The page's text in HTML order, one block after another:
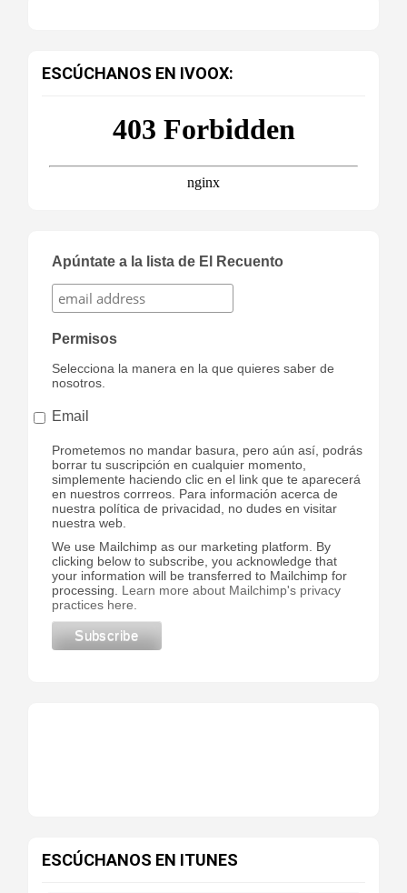
ESCÚCHANOS EN IVOOX:
Apúntate a la lista de El Recuento
Permisos
Selecciona la manera en la que quieres saber de
nosotros.
Email
Prometemos no mandar basura, pero aún así, podrás
borrar tu suscripción en cualquier momento,
simplemente haciendo clic en el link que te aparecerá
en nuestros corrreos. Para información acerca de
nuestra política de privacidad, no dudes en visitar
nuestra web.
We use Mailchimp as our marketing platform. By
clicking below to subscribe, you acknowledge that
your information will be transferred to Mailchimp for
processing. Learn more about Mailchimp's privacy
practices here.
ESCÚCHANOS EN ITUNES